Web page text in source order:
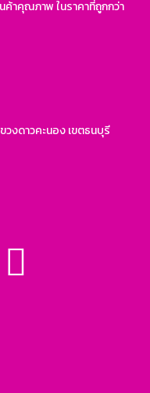
ค้าคุณภาพ ในราคาที่ถูกกว่า
งดาวคะนอง เขตธนบุรี